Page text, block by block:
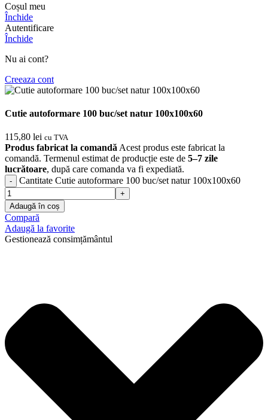
Coșul meu
Închide
Autentificare
Închide
Nu ai cont?
Creeaza cont
Cutie autoformare 100 buc/set natur 100x100x60
115,80 lei cu TVA
Produs fabricat la comandă Acest produs este fabricat la
comandă. Termenul estimat de producție este de 5–7 zile
lucrătoare, după care comanda va fi expediată.
Cantitate Cutie autoformare 100 buc/set natur 100x100x60
Adaugă în coș
Compară
Adaugă la favorite
Gestionează consimțământul